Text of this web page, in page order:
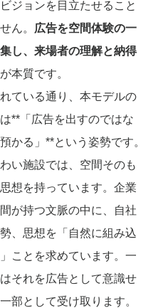
ジョンを目立たせること
ん。 広告を空間体験の一
し、来場者の理解と納得
が本質です。
ている通り、本モデルの
**「広告を出すのではな
かる」**という姿勢です。
い施設では、空間そのも
想を持っています。企業
が持つ文脈の中に、自社
、思想を「自然に組み込
ことを求めています。一
それを広告として意識せ
部として受け取ります。